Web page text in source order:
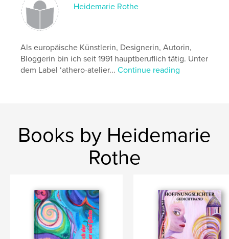
Zufall , Kunst , Kultur
Heidemarie Rothe
Als europäische Künstlerin, Designerin, Autorin,
Bloggerin bin ich seit 1991 hauptberuflich tätig. Unter
dem Label ‘athero-atelier...Continue reading
Books by Heidemarie
Rothe